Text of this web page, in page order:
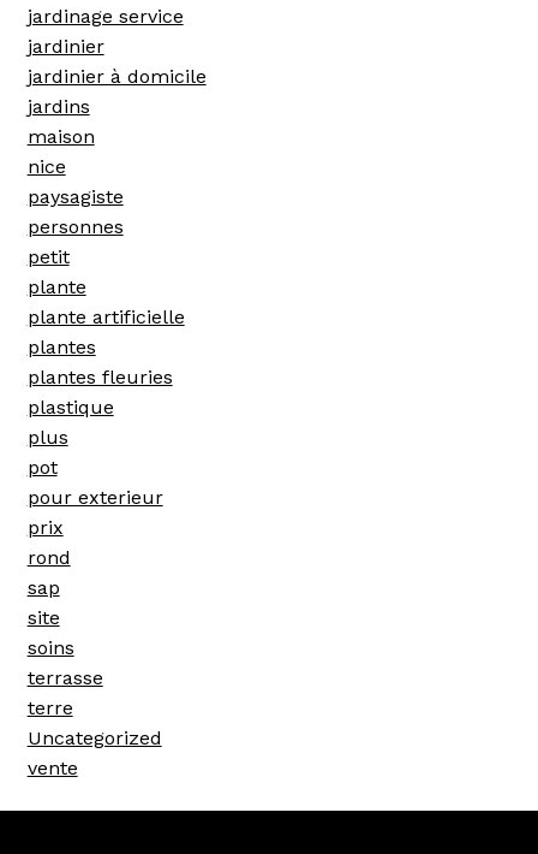
jardinage service
jardinier
jardinier à domicile
jardins
maison
nice
paysagiste
personnes
petit
plante
plante artificielle
plantes
plantes fleuries
plastique
plus
pot
pour exterieur
prix
rond
sap
site
soins
terrasse
terre
Uncategorized
vente